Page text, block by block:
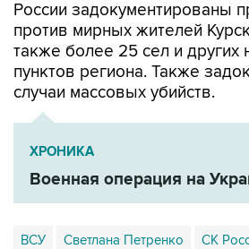
России задокументированы
против мирных жителей
также более 25 сел и других
пунктов региона. Также
случаи массовых убийств.
ХРОНИКА
Военная операция на
ВСУ Светлана Петренко СК